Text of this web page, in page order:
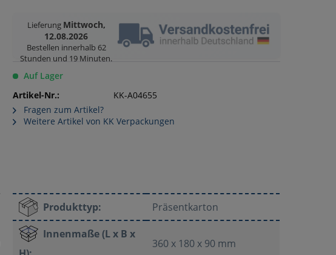
Lieferung Mittwoch,
12.08.2026
Bestellen innerhalb 62
Stunden und 19 Minuten.
Auf Lager
Artikel-Nr.:
KK-A04655
Fragen zum Artikel?
Weitere Artikel von KK Verpackungen
Produkttyp:
Präsentkarton
Innenmaße (L x B x
360 x 180 x 90 mm